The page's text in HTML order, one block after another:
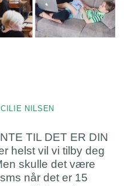
NILSEN
TIL DET ER DIN
helst vil vi tilby deg
skulle det være
når det er 15